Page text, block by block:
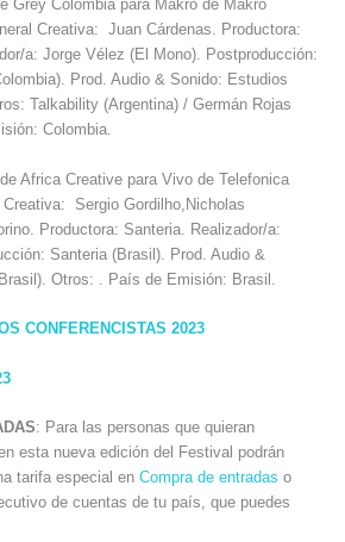
Grey Colombia para Makro de Makro
Creativa: Juan Cárdenas. Productora:
a: Jorge Vélez (El Mono). Postproducción:
Prod. Audio & Sonido: Estudios
Talkability (Argentina) / Germán Rojas
Colombia.
Africa Creative para Vivo de Telefonica
Sergio Gordilho,Nicholas
Productora: Santeria. Realizador/a:
Santeria (Brasil). Prod. Audio &
Otros: . País de Emisión: Brasil.
CONFERENCISTAS 2023
: Para las personas que quieran
esta nueva edición del Festival podrán
tarifa especial en Compra de entradas o
de cuentas de tu país, que puedes